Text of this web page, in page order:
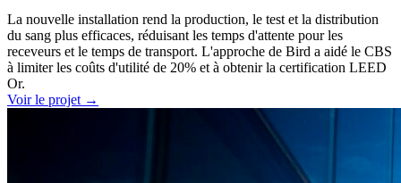
La nouvelle installation rend la production, le test et la distribution
du sang plus efficaces, réduisant les temps d'attente pour les
receveurs et le temps de transport. L'approche de Bird a aidé le CBS
à limiter les coûts d'utilité de 20% et à obtenir la certification LEED
Or.
Voir le projet →